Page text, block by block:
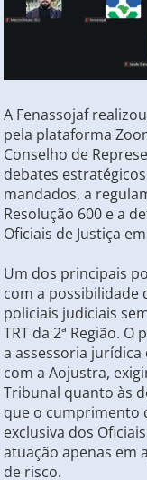
A Fenassojaf
pela plataforma
Conselho de
debates
mandados, a
Resolução 600 e a
Oficiais de Justiça
Um dos principais
com a
policiais judiciais
TRT da 2ª Região.
a assessoria
com a Aojustra,
Tribunal quanto às
que o cumprimento
exclusiva dos
atuação apenas em
de risco.